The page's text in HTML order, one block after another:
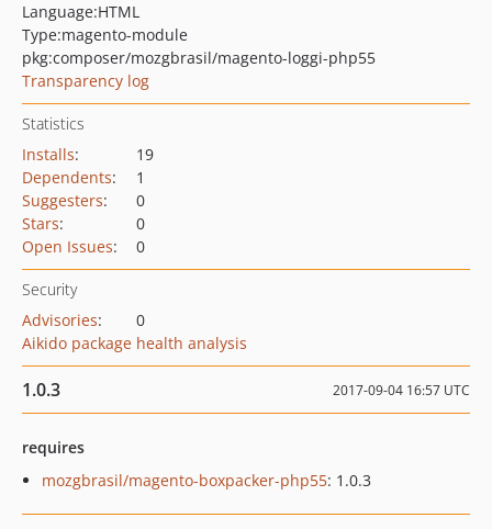
Language:HTML
Type:magento-module
pkg:composer/mozgbrasil/magento-loggi-php55
Transparency log
Statistics
Installs:
19
Dependents:
1
Suggesters:
0
Stars:
0
Open Issues: 0
Security
Advisories:
0
Aikido package health analysis
1.0.3 2017-09-04 16:57 UTC
requires
mozgbrasil/magento-boxpacker-php55: 1.0.3